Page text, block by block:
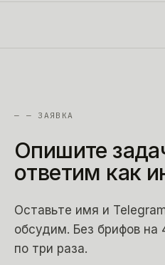
— — ЗАЯВКА
Опишите
ответим как
Оставьте имя и
обсудим. Без брифов на
по три раза.